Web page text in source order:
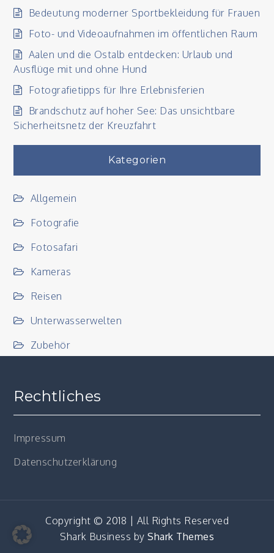
Bedeutung moderner Sportbekleidung für Frauen
Foto- und Videoaufnahmen im öffentlichen Raum
Aalen und die Ostalb entdecken: Urlaub und
Ausflüge mit und ohne Hund
Fotografietipps für Ihre Erlebnisferien
Brandschutz auf hoher See: Das unsichtbare
Sicherheitsnetz der Kreuzfahrt
Kategorien
Allgemein
Fotografie
Fotosafari
Kameras
Reisen
Unterwasserwelten
Zubehör
Rechtliches
Impressum
Datenschutzerklärung
Copyright © 2018 | All Rights Reserved
Shark Business by Shark Themes